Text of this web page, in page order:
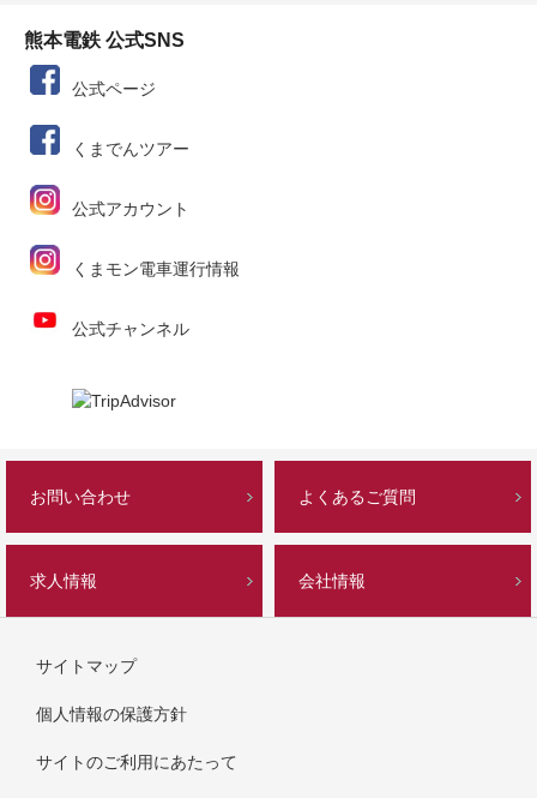
熊本電鉄 公式SNS
公式ページ
くまでんツアー
公式アカウント
くまモン電車運行情報
公式チャンネル
お問い合わせ よくあるご質問
求人情報 会社情報
サイトマップ
個人情報の保護方針
サイトのご利用にあたって